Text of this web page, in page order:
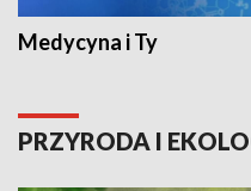
Medycyna i Ty
PRZYRODA I